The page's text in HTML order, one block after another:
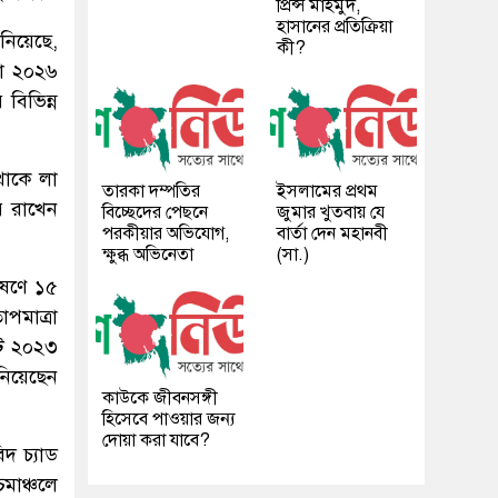
২০২৬
লা
রাখেন
১৫
২০২৩
চ্যাড
প্রিন্স মাহমুদ,
হাসানের প্রতিক্রিয়া
কী?
তারকা দম্পতির
বিচ্ছেদের পেছনে
পরকীয়ার অভিযোগ,
ক্ষুব্ধ অভিনেতা
ইসলামের প্রথম
জুমার খুতবায় যে
বার্তা দেন মহানবী
(সা.)
কাউকে জীবনসঙ্গী
হিসেবে পাওয়ার জন্য
দোয়া করা যাবে?